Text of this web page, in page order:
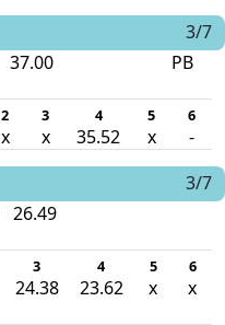
3/7
37.00 PB
2 3 4 5 6
x x 35.52 x -
3/7
26.49
3 4 5 6
24.38 23.62 x x